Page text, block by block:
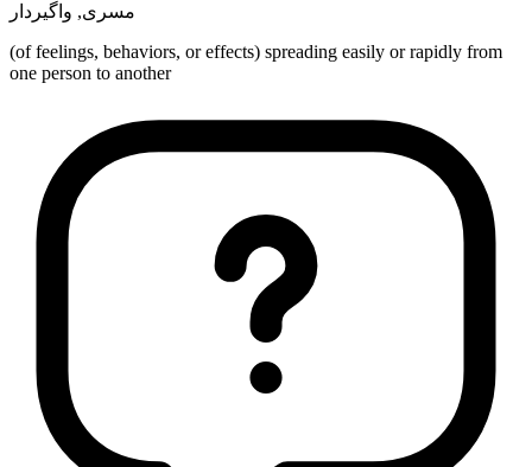
مسری, واگیردار
(of feelings, behaviors, or effects) spreading easily or rapidly from
one person to another